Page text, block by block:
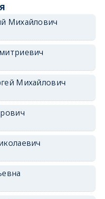
Михайлович
Михайлович